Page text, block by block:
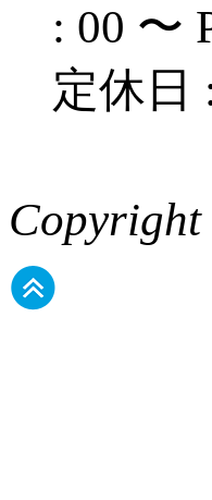
: 00 〜
定休日
Copyright